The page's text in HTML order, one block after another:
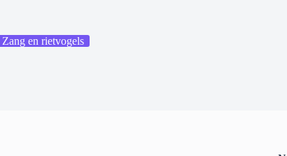
Zang en rietvogels